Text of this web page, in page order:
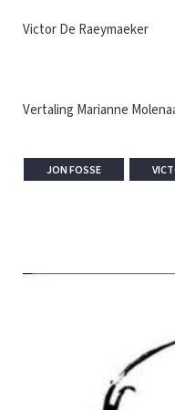
Victor De Raeymaeker
Vertaling Marianne
JON FOSSE